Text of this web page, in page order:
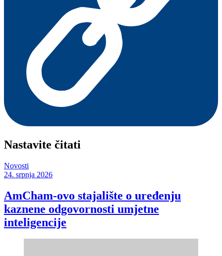
Nastavite čitati
Novosti
24. srpnja 2026
AmCham-ovo stajalište o uređenju
kaznene odgovornosti umjetne
inteligencije